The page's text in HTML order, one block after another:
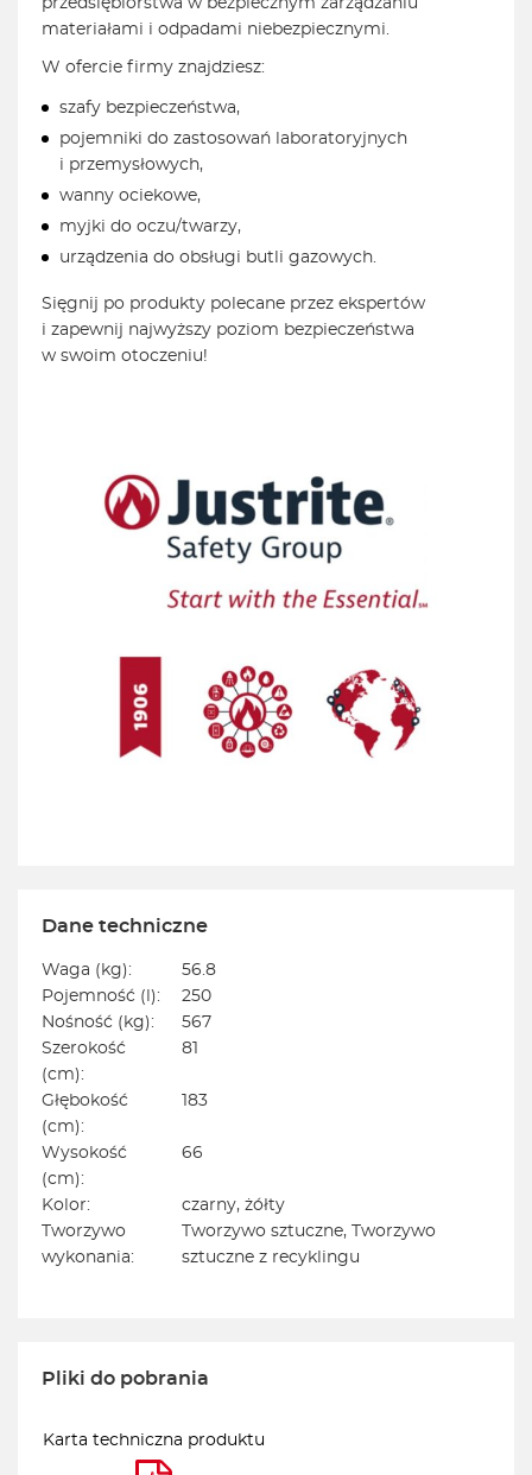
przedsiębiorstwa w bezpiecznym zarządzaniu
materiałami i odpadami niebezpiecznymi.
W ofercie firmy znajdziesz:
szafy bezpieczeństwa,
pojemniki do zastosowań laboratoryjnych
i przemysłowych,
wanny ociekowe,
myjki do oczu/twarzy,
urządzenia do obsługi butli gazowych.
Sięgnij po produkty polecane przez ekspertów
i zapewnij najwyższy poziom bezpieczeństwa
w swoim otoczeniu!
Dane techniczne
Waga (kg):
56.8
Pojemność (l):
250
Nośność (kg):
567
Szerokość
(cm):
81
Głębokość
(cm):
183
Wysokość
(cm):
66
Kolor:
czarny, żółty
Tworzywo
wykonania:
Tworzywo sztuczne, Tworzywo
sztuczne z recyklingu
Pliki do pobrania
Karta techniczna produktu